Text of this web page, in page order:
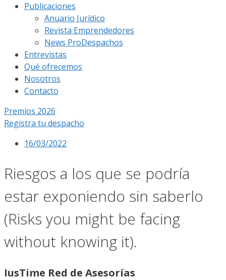
Publicaciones
Anuario Jurídico
Revista Emprendedores
News ProDespachos
Entrevistas
Qué ofrecemos
Nosotros
Contacto
Premios 2026
Registra tu despacho
16/03/2022
Riesgos a los que se podría
estar exponiendo sin saberlo
(Risks you might be facing
without knowing it).
IusTime Red de Asesorías